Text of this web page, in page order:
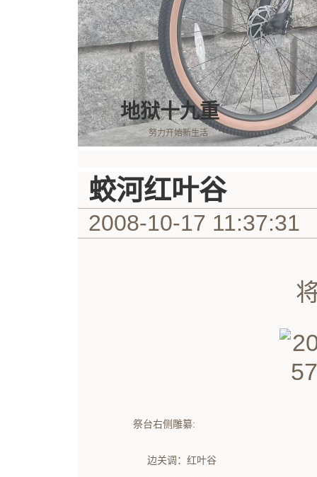
地狱十九重
努力开始新生活
蛟河红叶谷
2008-10-17 11:37:31
祭台右侧雕纂:
边关调：红叶谷